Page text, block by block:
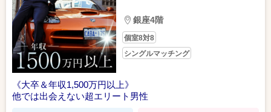
銀座4階
個室8対8
シングルマッチング
《大卒＆年収1,500万円以上》
他では出会えない超エリート男性